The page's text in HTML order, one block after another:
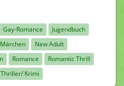
Gay-Romance
Jugendbuch
Märchen
New Adult
Romance
Romantic Thrill
Thriller/ Krimi